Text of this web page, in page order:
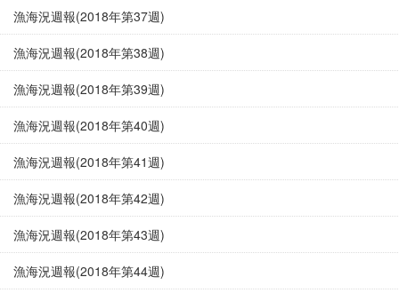
漁海況週報(2018年第37週)
漁海況週報(2018年第38週)
漁海況週報(2018年第39週)
漁海況週報(2018年第40週)
漁海況週報(2018年第41週)
漁海況週報(2018年第42週)
漁海況週報(2018年第43週)
漁海況週報(2018年第44週)